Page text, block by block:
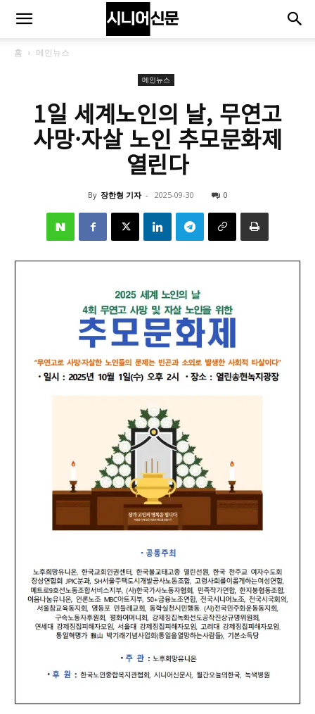
홈 메인뉴스
메인뉴스
1일 세계노인의 날, 무연고
사망·자살 노인 추모문화제
열린다
By 장한형 기자 - 2025-09-30 0